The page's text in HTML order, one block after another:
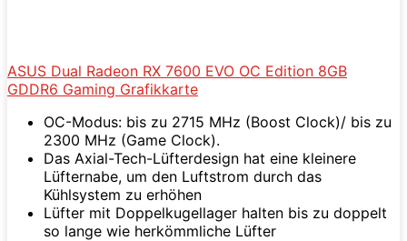
ASUS Dual Radeon RX 7600 EVO OC Edition 8GB
GDDR6 Gaming Grafikkarte
OC-Modus: bis zu 2715 MHz (Boost Clock)/ bis zu
2300 MHz (Game Clock).
Das Axial-Tech-Lüfterdesign hat eine kleinere
Lüfternabe, um den Luftstrom durch das
Kühlsystem zu erhöhen
Lüfter mit Doppelkugellager halten bis zu doppelt
so lange wie herkömmliche Lüfter